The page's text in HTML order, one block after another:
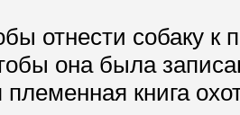
отнести собаку к
она была
книга